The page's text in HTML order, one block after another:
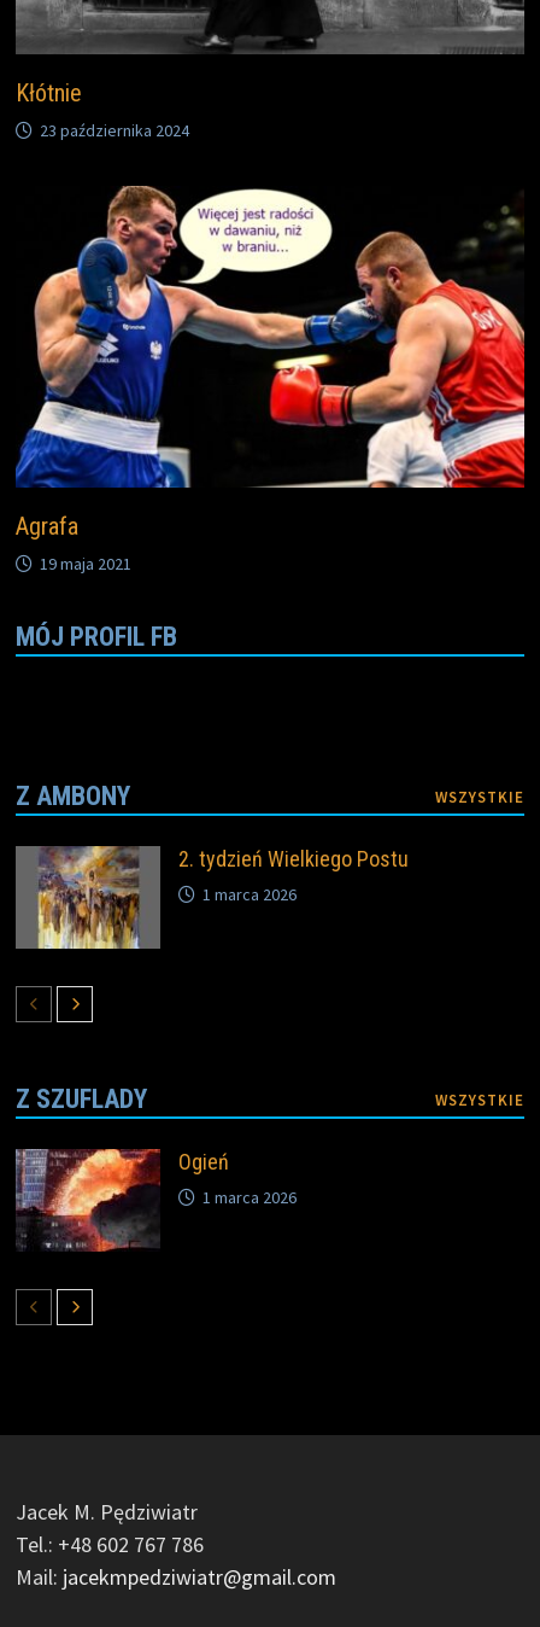
Kłótnie
23 października 2024
Agrafa
19 maja 2021
MÓJ PROFIL FB
Z AMBONY WSZYSTKIE
2. tydzień Wielkiego Postu
1 marca 2026
Z SZUFLADY WSZYSTKIE
Ogień
1 marca 2026
Jacek M. Pędziwiatr
Tel.: +48 602 767 786
Mail: jacekmpedziwiatr@gmail.com